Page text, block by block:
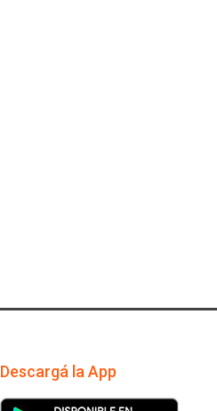
Descargá la App